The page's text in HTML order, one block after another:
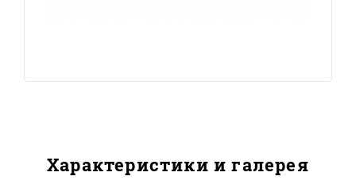
Характеристики и галерея